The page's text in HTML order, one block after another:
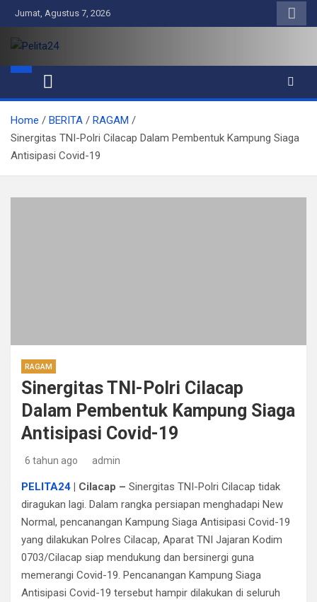
Skip
to
content
Jumat, Agustus 7, 2026
Pelita24
Aktual, Mendalam dan Terpercaya
Home BERITA
RAGAM
Sinergitas TNI-Polri Cilacap Dalam Pembentuk Kampung Siaga
Antisipasi Covid-19
RAGAM
Sinergitas TNI-Polri Cilacap
Dalam Pembentuk Kampung Siaga
Antisipasi Covid-19
6 tahun ago admin
PELITA24 | Cilacap – Sinergitas TNI-Polri Cilacap tidak
diragukan lagi. Dalam rangka persiapan menghadapi New
Normal, pencanangan Kampung Siaga Antisipasi Covid-19
yang dilakukan Polres Cilacap, Aparat TNI Jajaran Kodim
0703/Cilacap siap mendukung dan bersinergi guna
memerangi Covid-19. Pencanangan Kampung Siaga
Antisipasi Covid-19 tersebut hampir dilakukan di seluruh